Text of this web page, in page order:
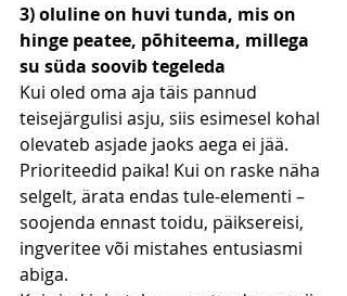
3) oluline on huvi tunda, mis on
hinge peatee, põhiteema, millega
su süda soovib tegeleda
Kui oled oma aja täis pannud
teisejärgulisi asju, siis esimesel kohal
olevateb asjade jaoks aega ei jää.
Prioriteedid paika! Kui on raske näha
selgelt, ärata endas tule-elementi –
soojenda ennast toidu, päiksereisi,
ingveritee või mistahes entusiasmi
abiga.